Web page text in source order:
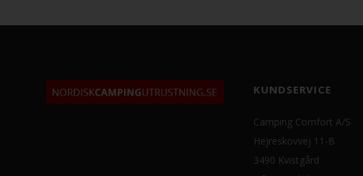
KUNDSERVICE
Camping Comfort A/S
Hejreskovvej 11-B
3490 Kvistgård